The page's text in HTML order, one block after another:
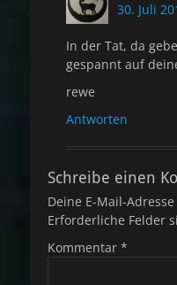
30. Juli
In der Tat, da
gespannt auf
rewe
Antworten
Schreibe einen
Deine E-Mail-
Erforderliche Felder
Kommentar *